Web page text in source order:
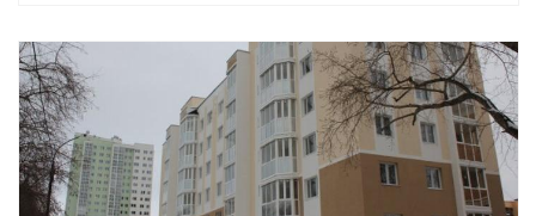
Смотреть проект